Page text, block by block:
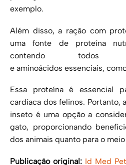
exemplo.
Além disso, a ração com
uma fonte de proteína
contendo todos
e aminoácidos essenciais,
Essa proteína é essencial
cardíaca dos felinos. Portanto,
inseto é uma opção a
gato, proporcionando
dos animais quanto para o
Publicação original: Id Med